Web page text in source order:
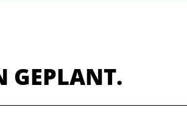
GEPLANT.